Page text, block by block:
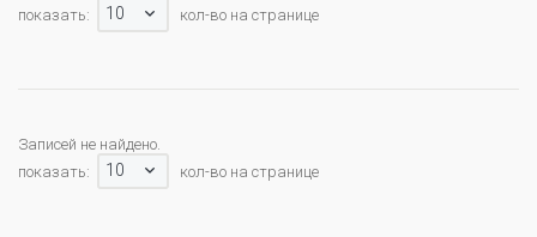
показать:
10 кол-во на странице
Записей не найдено.
показать:
10 кол-во на странице